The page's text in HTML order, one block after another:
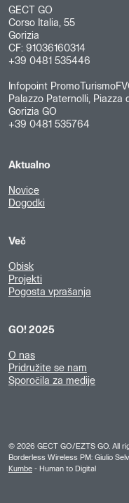
GECT GO
Corso Italia, 55
Gorizia
CF: 91036160314
+39 0481 535446
Infopoint
Palazzo Paternolli, Piazza
Gorizia GO
+39 0481 535764
Aktualno
Novice
Dogodki
Več
Obisk
Projekti
Pogosta vprašanja
GO! 2025
O nas
Pridružite se nam
Sporočila za medije
© 2026 GECT GO/EZTS GO. All
Borderless Wireless PM: Giulio
Kumbe - Human to Digital